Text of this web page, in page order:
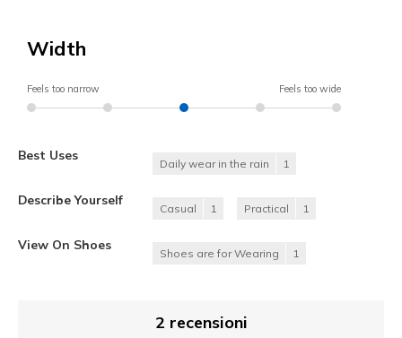
Width
Feels too narrow Feels too wide
Best Uses
Daily wear in the rain 1
Describe Yourself
Casual 1 Practical 1
View On Shoes
Shoes are for Wearing 1
2 recensioni